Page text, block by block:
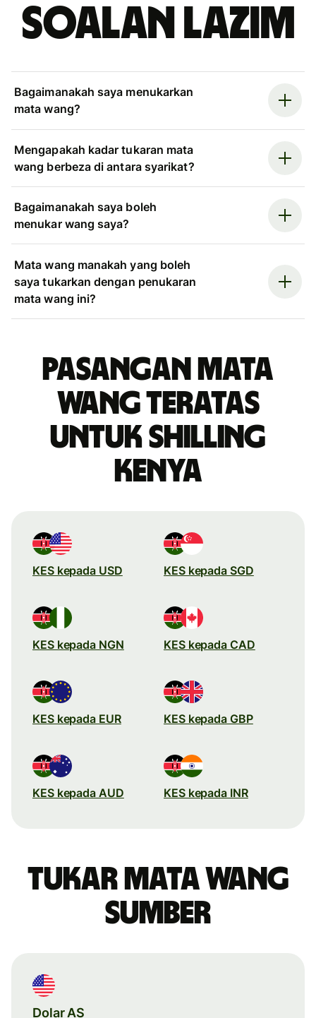
Soalan Lazim
Bagaimanakah saya menukarkan
mata wang?
Mengapakah kadar tukaran mata
wang berbeza di antara syarikat?
Bagaimanakah saya boleh
menukar wang saya?
Mata wang manakah yang boleh
saya tukarkan dengan penukaran
mata wang ini?
Pasangan mata
wang teratas
untuk shilling
Kenya
KES kepada USD KES kepada SGD
KES kepada NGN KES kepada CAD
KES kepada EUR KES kepada GBP
KES kepada AUD KES kepada INR
Tukar mata wang
sumber
Dolar AS